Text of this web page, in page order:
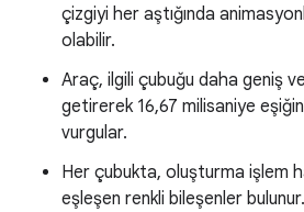
çizgiyi her aştığında
olabilir.
Araç, ilgili çubuğu daha geniş
getirerek 16,67 milisaniye
vurgular.
Her çubukta, oluşturma işlem
eşleşen renkli bileşenler